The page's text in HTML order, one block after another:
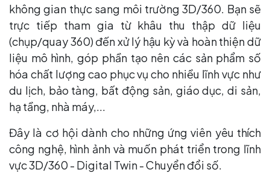
không gian thực sang môi trường 3D/360. Bạn sẽ
trực tiếp tham gia từ khâu thu thập dữ liệu
(chụp/quay 360) đến xử lý hậu kỳ và hoàn thiện dữ
liệu mô hình, góp phần tạo nên các sản phẩm số
hóa chất lượng cao phục vụ cho nhiều lĩnh vực như
du lịch, bảo tàng, bất động sản, giáo dục, di sản,
hạ tầng, nhà máy,...
Đây là cơ hội dành cho những ứng viên yêu thích
công nghệ, hình ảnh và muốn phát triển trong lĩnh
vực 3D/360 - Digital Twin - Chuyển đổi số.